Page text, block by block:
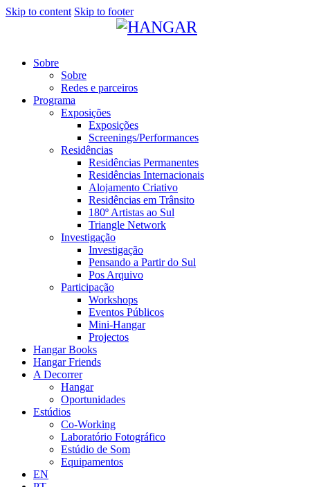
Skip to content Skip to footer
Sobre
Sobre
Redes e parceiros
Programa
Exposições
Exposições
Screenings/Performances
Residências
Residências Permanentes
Residências Internacionais
Alojamento Criativo
Residências em Trânsito
180º Artistas ao Sul
Triangle Network
Investigação
Investigação
Pensando a Partir do Sul
Pos Arquivo
Participação
Workshops
Eventos Públicos
Mini-Hangar
Projectos
Hangar Books
Hangar Friends
A Decorrer
Hangar
Oportunidades
Estúdios
Co-Working
Laboratório Fotográfico
Estúdio de Som
Equipamentos
EN